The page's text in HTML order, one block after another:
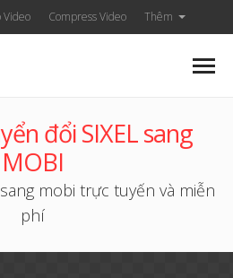
Video Compress Video Thêm
đổi SIXEL sang
MOBI
mobi trực tuyến và miễn
phí